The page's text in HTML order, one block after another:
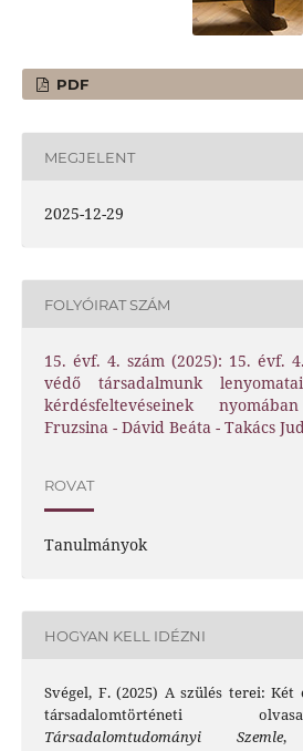
PDF
MEGJELENT
2025-12-29
FOLYÓIRAT SZÁM
15. évf. 4. szám (2025): 15. évf.
védő társadalmunk
kérdésfeltevéseinek
Fruzsina - Dávid Beáta - Takács
ROVAT
Tanulmányok
HOGYAN KELL IDÉZNI
Svégel, F. (2025) A szülés terei:
társadalomtörténeti
Társadalomtudományi Szemle,